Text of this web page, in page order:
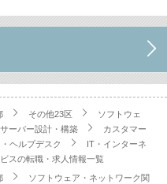
その他23区
ソフトウェ
ーバー設計・構築
カスタマー
ヘルプデスク
IT・インターネ
スの転職・求人情報一覧
ソフトウェア・ネットワーク関